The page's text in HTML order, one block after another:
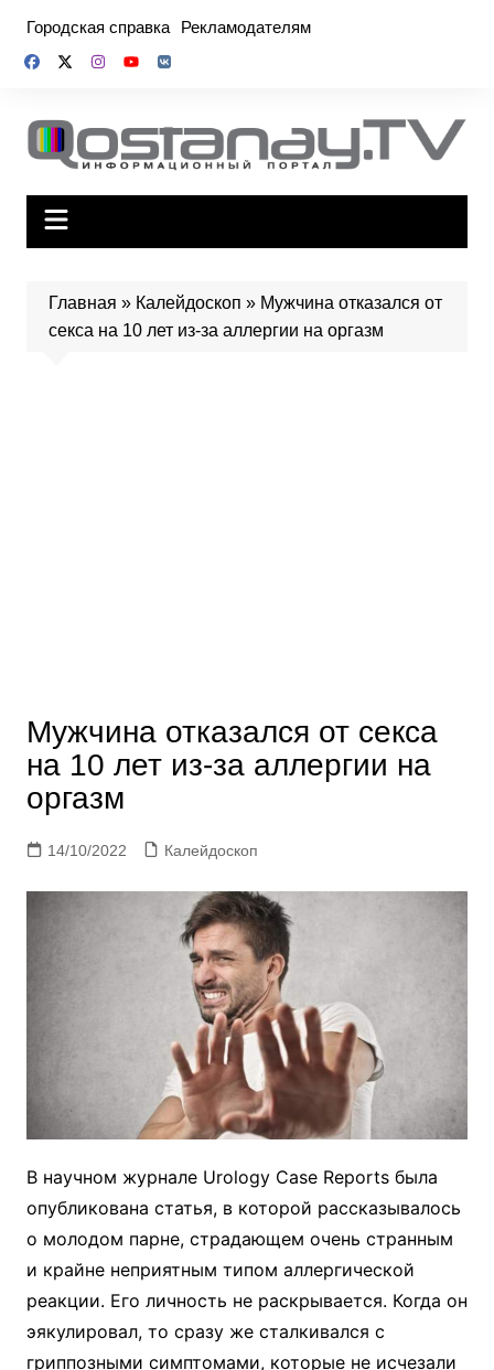
содержимому
Городская справка Рекламодателям
Главная » Калейдоскоп » Мужчина отказался от
секса на 10 лет из-за аллергии на оргазм
Мужчина отказался от секса
на 10 лет из-за аллергии на
оргазм
14/10/2022 Калейдоскоп
В научном журнале Urology Case Reports была
опубликована статья, в которой рассказывалось
о молодом парне, страдающем очень странным
и крайне неприятным типом аллергической
реакции. Его личность не раскрывается. Когда он
эякулировал, то сразу же сталкивался с
гриппозными симптомами, которые не исчезали